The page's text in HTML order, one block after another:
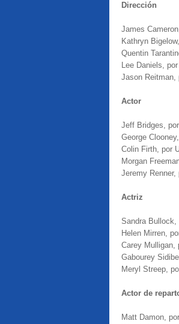
Dirección
James
Kathryn
Quentin
Lee Daniels,
Jason Reitman,
Actor
Jeff Bridges,
George
Colin Firth, por
Morgan
Jeremy Renner,
Actriz
Sandra Bullock,
Helen Mirren,
Carey Mulligan,
Gabourey
Meryl Streep,
Actor de
Matt Damon,